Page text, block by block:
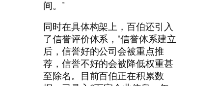
间。”
同时在具体构架上，百伯还引入
了信誉评价体系，“信誉体系建立
后，信誉好的公司会被重点推
荐，信誉不好的会被降低权重甚
至除名。目前百伯正在积累数